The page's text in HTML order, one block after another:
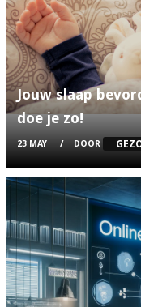
Jouw slaap
doe je zo!
23 MAY DOOR